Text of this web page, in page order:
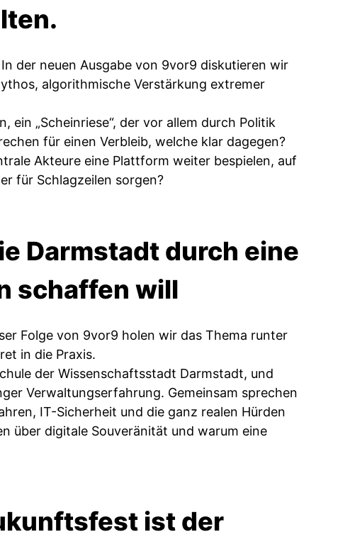
der neuen Ausgabe von 9vor9 diskutieren wir
algorithmische Verstärkung extremer
„Scheinriese“, der vor allem durch Politik
für einen Verbleib, welche klar dagegen?
Akteure eine Plattform weiter bespielen, auf
für Schlagzeilen sorgen?
Darmstadt durch eine
schaffen will
Folge von 9vor9 holen wir das Thema runter
in die Praxis.
der Wissenschaftsstadt Darmstadt, und
Verwaltungserfahrung. Gemeinsam sprechen
IT-Sicherheit und die ganz realen Hürden
über digitale Souveränität und warum eine
ist der